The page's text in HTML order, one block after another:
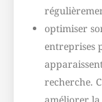
optimiser
entreprises
recherche.